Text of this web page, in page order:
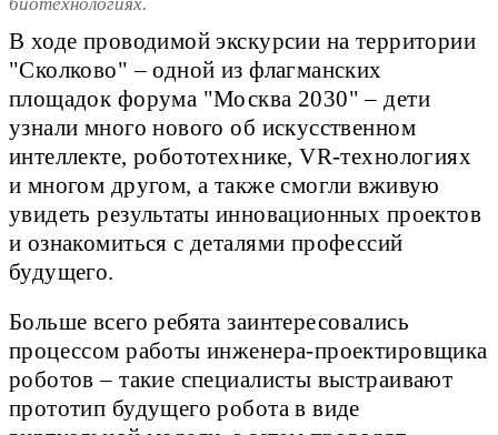
В ходе проводимой экскурсии на территории
"Сколково" – одной из флагманских
площадок форума "Москва 2030" – дети
узнали много нового об искусственном
интеллекте, робототехнике, VR-технологиях
и многом другом, а также смогли вживую
увидеть результаты инновационных проектов
и ознакомиться с деталями профессий
будущего.
Больше всего ребята заинтересовались
процессом работы инженера-проектировщика
роботов – такие специалисты выстраивают
прототип будущего робота в виде